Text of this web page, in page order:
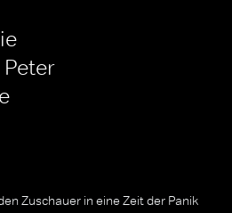
Zuschauer in eine Zeit der Panik